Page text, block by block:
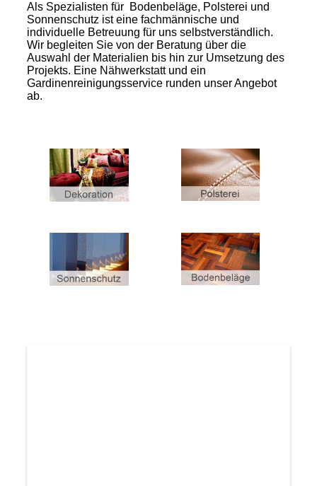
Als Spezialisten für Bodenbeläge, Polsterei und
Sonnenschutz ist eine fachmännische und
individuelle Betreuung für uns selbstverständlich.
Wir begleiten Sie von der Beratung über die
Auswahl der Materialien bis hin zur Umsetzung des
Projekts. Eine Nähwerkstatt und ein
Gardinenreinigungsservice runden unser Angebot
ab.